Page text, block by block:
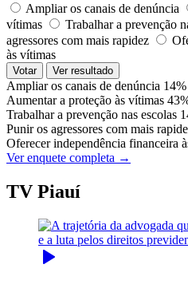
Ampliar os canais de denúncia
vítimas
Trabalhar a prevenção
agressores com mais rapidez
às vítimas
Votar Ver resultado
Ampliar os canais de denúncia 14%
Aumentar a proteção às vítimas
Trabalhar a prevenção nas escolas
Punir os agressores com mais
Oferecer independência financeira
Ver enquete completa →
TV Piauí